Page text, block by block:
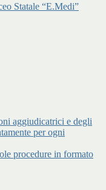
Statale “E.Medi”
aggiudicatrici e degli
per ogni
procedure in formato